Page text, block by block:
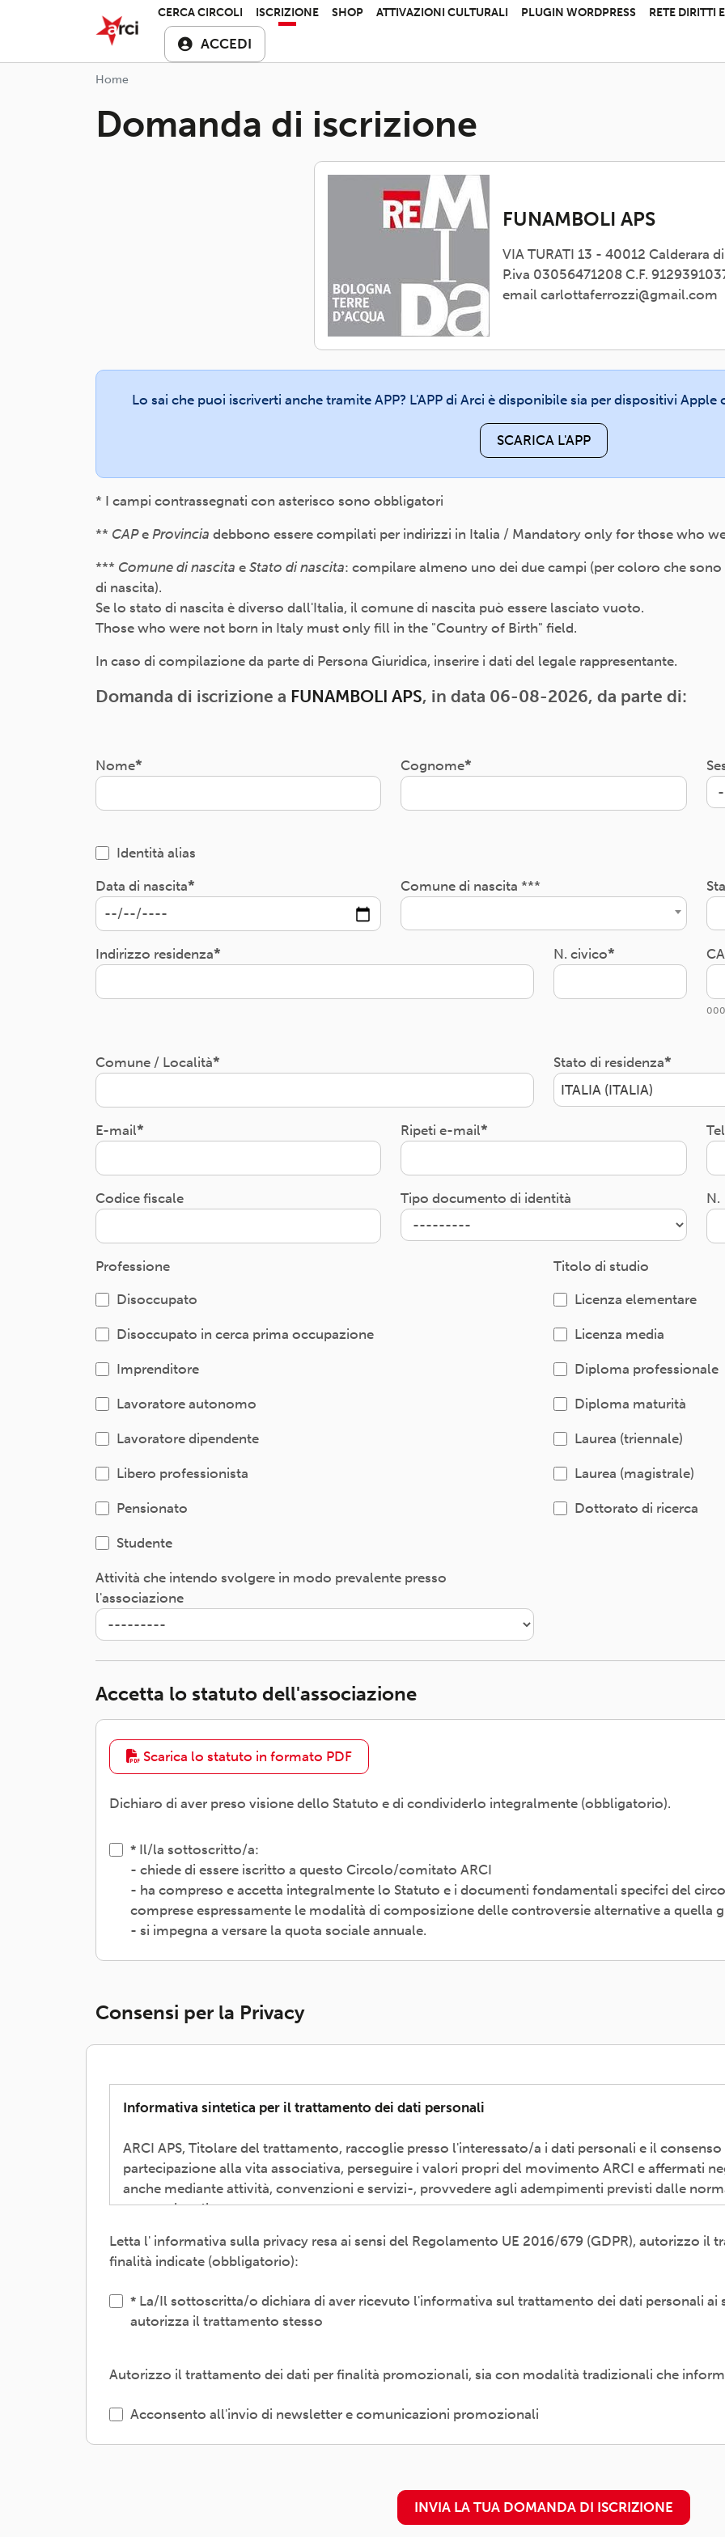
Salta al contenuto principale
ARCI APSCERCA CIRCOLI ISCRIZIONE SHOP ATTIVAZIONI CULTURALI PLUGIN WORDPRESS RETE DIRITTI
ACCEDI
Home
Domanda di iscrizione
FUNAMBOLI APS
VIA TURATI 13 - 40012 Calderara
P.iva 03056471208 C.F.
email carlottaferrozzi@gmail.com
Lo sai che puoi iscriverti anche tramite APP? L'APP di Arci è disponibile sia per dispositivi Apple
SCARICA L'APP
* I campi contrassegnati con asterisco sono obbligatori
** CAPe Provincia debbono essere compilati per indirizzi in Italia / Mandatory only for those who
*** Comune di nascita e Stato di nascita: compilare almeno uno dei due campi (per coloro che
di nascita).
Se lo stato di nascita è diverso dall'Italia, il comune di nascita può essere lasciato vuoto.
Those who were not born in Italy must only fill in the "Country of Birth" field.
In caso di compilazione da parte di Persona Giuridica, inserire i dati del legale rappresentante.
Domanda di iscrizione a FUNAMBOLI APS, in data 06-08-2026, da parte di:
Nome Cognome
Identità alias
Data di nascita Comune di nascita ***
Indirizzo residenza N. civico
Comune / Località
Stato di residenza
ITALIA (ITALIA)
E-mail Ripeti e-mail
Codice fiscale Tipo documento di identità N.
Professione
Disoccupato
Disoccupato in cerca prima occupazione
Imprenditore
Lavoratore autonomo
Lavoratore dipendente
Libero professionista
Pensionato
Studente
Titolo di studio
Licenza elementare
Licenza media
Diploma professionale
Diploma maturità
Laurea (triennale)
Laurea (magistrale)
Dottorato di ricerca
Attività che intendo svolgere in modo prevalente presso
l'associazione
Accetta lo statuto dell'associazione
Scarica lo statuto in formato PDF
Dichiaro di aver preso visione dello Statuto e di condividerlo integralmente (obbligatorio).
Il/la sottoscritto/a:
- chiede di essere iscritto a questo Circolo/comitato ARCI
- ha compreso e accetta integralmente lo Statuto e i documenti fondamentali specifci del
comprese espressamente le modalità di composizione delle controversie alternative a quella
- si impegna a versare la quota sociale annuale.
Consensi per la Privacy
Informativa sintetica per il trattamento dei dati personali
ARCI APS, Titolare del trattamento, raccoglie presso l'interessato/a i dati personali e il
partecipazione alla vita associativa, perseguire i valori propri del movimento ARCI e affermati
anche mediante attività, convenzioni e servizi-, provvedere agli adempimenti previsti dalle
promozionali.
Il trattamento verrà effettuato: con modalità cartacea e/o informatica; in modo lecito, corretto,
interni e/o comunicando i dati a soggetti esterni (amministrazioni/autorità; fornitori di specifici
L'interessato/a può esercitare i propri diritti previsti dal Regolamento (UE) 679/2016 (es.
l'informativa dettagliata e aggiornata èdisponibile qui
ARCI APS, Via dei Monti di Pietralata, n. 16 - 00157 ROMA - info@arci.it
Letta l' informativa sulla privacy resa ai sensi del Regolamento UE 2016/679 (GDPR), autorizzo il
finalità indicate (obbligatorio):
La/Il sottoscritta/o dichiara di aver ricevuto l'informativa sul trattamento dei dati personali ai
autorizza il trattamento stesso
Autorizzo il trattamento dei dati per finalità promozionali, sia con modalità tradizionali che
Acconsento all'invio di newsletter e comunicazioni promozionali
INVIA LA TUA DOMANDA DI ISCRIZIONE